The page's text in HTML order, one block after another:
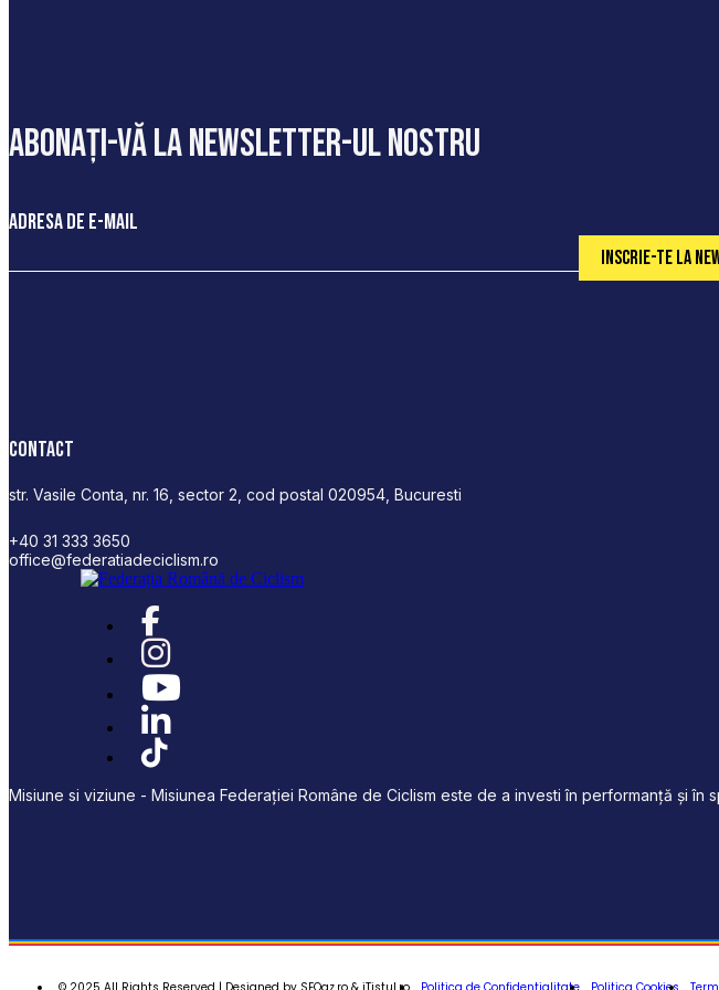
abonați-vă la newsletter-ul nostru
Adresa de e-mail
Contact
str. Vasile Conta, nr. 16, sector 2, cod postal 020954, Bucuresti
+40 31 333 3650
office@federatiadeciclism.ro
Misiune si viziune - Misiunea Federației Române de Ciclism este de a investi în performanță și